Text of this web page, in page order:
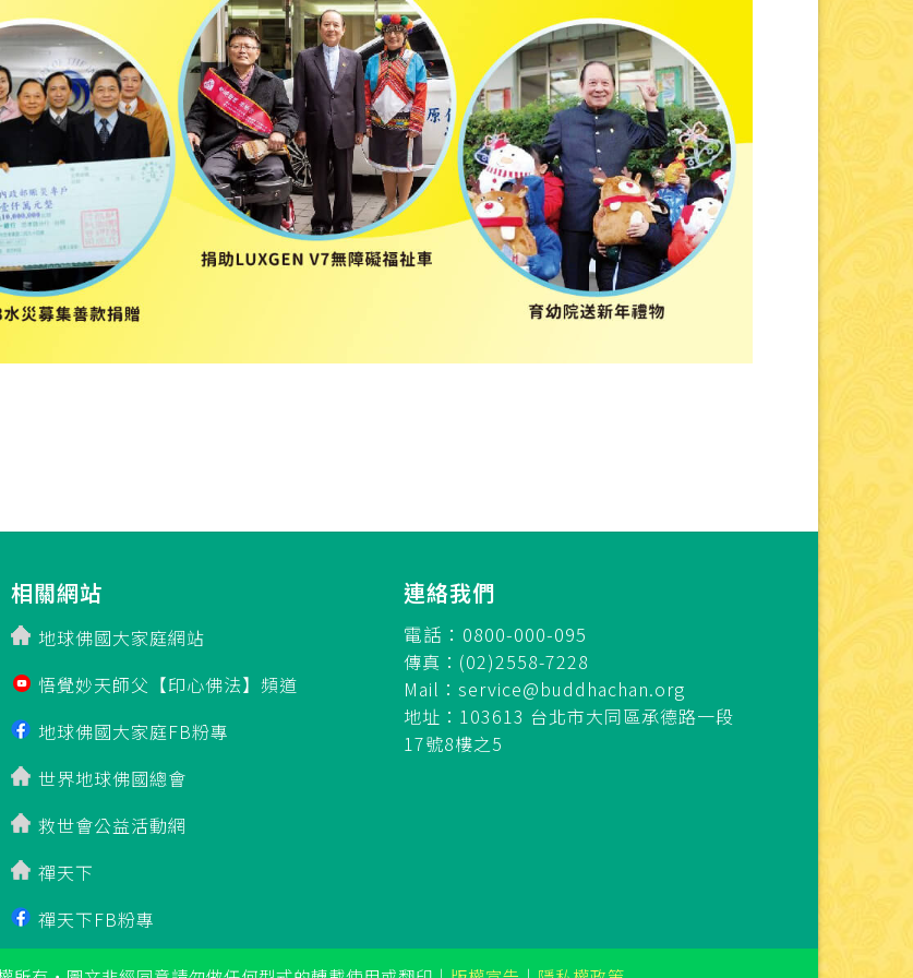
相關網站
地球佛國大家庭網站
悟覺妙天師父【印心佛法】頻道
地球佛國大家庭FB粉專
世界地球佛國總會
救世會公益活動網
禪天下
禪天下FB粉專
連絡我們
電話：0800-000-095
傳真：(02)2558-7228
Mail： service@buddhachan.org
地址：103613 台北市大同區承德路一段
17號8樓之5